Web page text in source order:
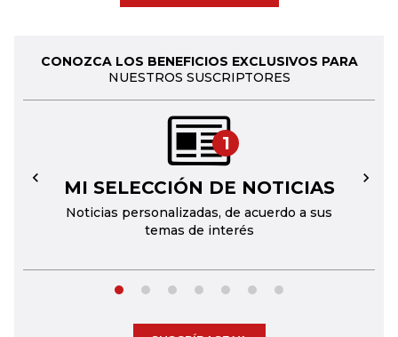
CONOZCA LOS BENEFICIOS EXCLUSIVOS PARA
NUESTROS SUSCRIPTORES
1
MI SELECCIÓN DE NOTICIAS
Noticias personalizadas, de acuerdo a sus
temas de interés
← →